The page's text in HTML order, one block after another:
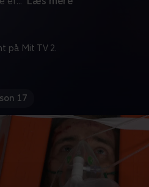
på Mit TV 2.
17